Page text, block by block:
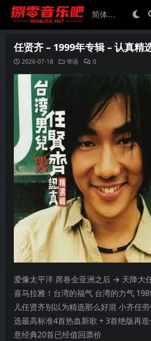
任贤齐 – 1999年专辑 – 认真精
2026-07-18 华语 0
爱像太平洋 席卷全亚洲之后 → 天降大
喜马拉雅！台湾的福气 台湾的力气
儿任贤齐别以为精选那么好混 小齐任
选最高标准4首热血新歌 + 3首绝版再
意经典20首已经值回票价